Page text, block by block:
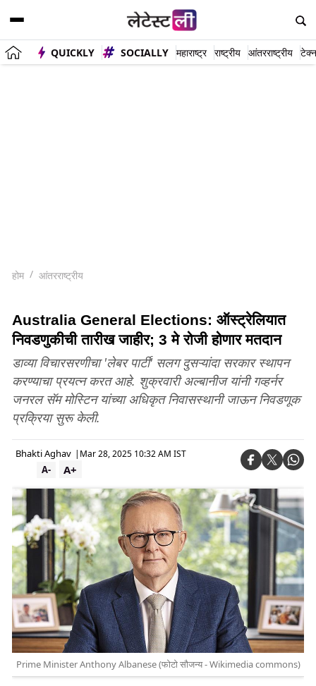
QUICKLY SOCIALLY महाराष्ट्र राष्ट्रीय आंतरराष्ट्रीय
होम आंतरराष्ट्रीय
Australia General Elections: ऑस्ट्रेलियात
निवडणुकीची तारीख जाहीर; 3 मे रोजी होणार मतदान
डाव्या विचारसरणीचा 'लेबर पार्टी' सलग दुसऱ्यांदा सरकार स्थापन
करण्याचा प्रयत्न करत आहे. शुक्रवारी अल्बानीज यांनी गव्हर्नर
जनरल सॅम मोस्टिन यांच्या अधिकृत निवासस्थानी जाऊन निवडणूक
प्रक्रिया सुरू केली.
Bhakti Aghav | Mar 28, 2025 10:32 AM IST
A+
A-
Prime Minister Anthony Albanese (फोटो सौजन्य - Wikimedia commons)